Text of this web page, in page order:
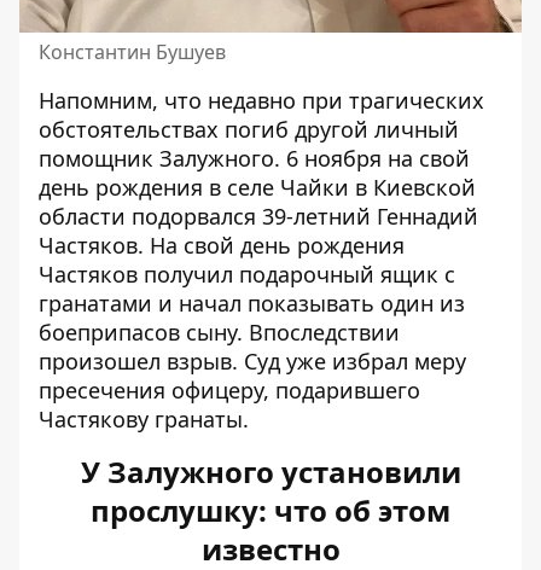
Константин Бушуев
Напомним, что недавно при трагических
обстоятельствах погиб другой личный
помощник Залужного. 6 ноября на свой
день рождения в селе Чайки в Киевской
области подорвался 39-летний Геннадий
Частяков. На свой день рождения
Частяков получил подарочный ящик с
гранатами и начал показывать один из
боеприпасов сыну. Впоследствии
произошел взрыв. Суд уже избрал меру
пресечения офицеру, подарившего
Частякову гранаты.
У Залужного установили
прослушку: что об этом
известно